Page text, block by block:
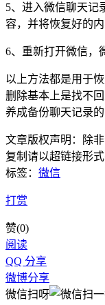
5、进入微信聊天记
容，并将恢复好的内
6、重新打开微信，
以上方法都是用于
删除基本上是找不
养成备份聊天记录的
文章版权声明：除
复制请以超链接形式
标签： 微信
打赏
赞(0)
阅读
QQ 分享
微博分享
微信扫呀